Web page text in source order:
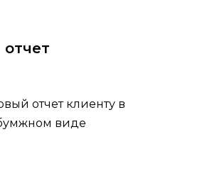
отчет клиенту в
виде